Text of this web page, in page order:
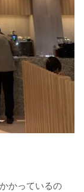
かっているの